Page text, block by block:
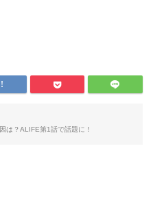
は？ALIFE第1話で話題に！